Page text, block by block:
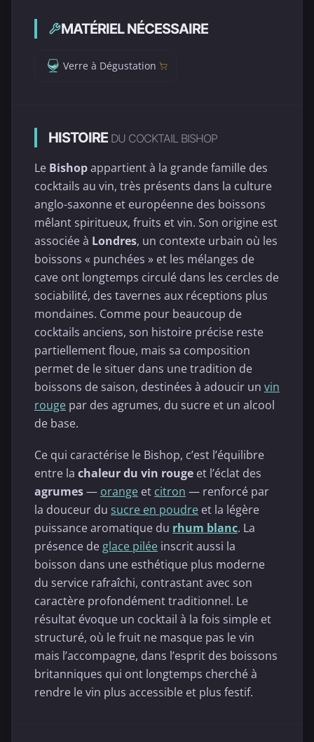
MATÉRIEL NÉCESSAIRE
Verre à Dégustation
HISTOIRE DU COCKTAIL BISHOP
Le Bishopappartient à la grande famille des
cocktails au vin, très présents dans la culture
anglo-saxonne et européenne des boissons
mêlant spiritueux, fruits et vin. Son origine est
associée à Londres, un contexte urbain où les
boissons « punchées » et les mélanges de
cave ont longtemps circulé dans les cercles de
sociabilité, des tavernes aux réceptions plus
mondaines. Comme pour beaucoup de
cocktails anciens, son histoire précise reste
partiellement floue, mais sa composition
permet de le situer dans une tradition de
boissons de saison, destinées à adoucir un vin
rouge par des agrumes, du sucre et un alcool
de base.
Ce qui caractérise le Bishop, c’est l’équilibre
entre la chaleur du vin rouge et l’éclat des
agrumes— orange et citron — renforcé par
la douceur du sucre en poudre et la légère
puissance aromatique du rhum blanc. La
présence de glace pilée inscrit aussi la
boisson dans une esthétique plus moderne
du service rafraîchi, contrastant avec son
caractère profondément traditionnel. Le
résultat évoque un cocktail à la fois simple et
structuré, où le fruit ne masque pas le vin
mais l’accompagne, dans l’esprit des boissons
britanniques qui ont longtemps cherché à
rendre le vin plus accessible et plus festif.